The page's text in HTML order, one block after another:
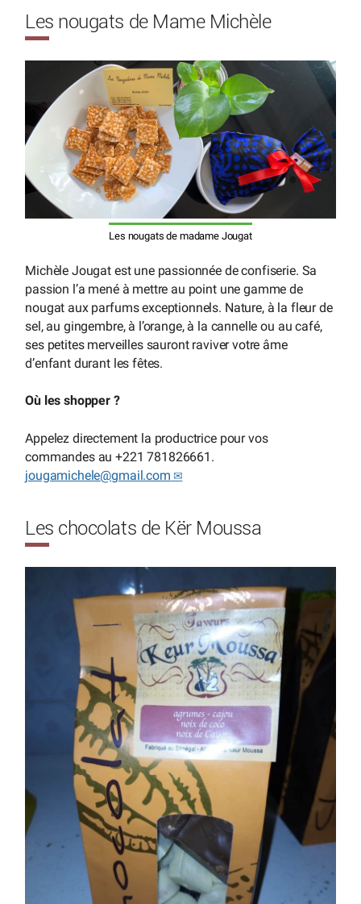
Les nougats de Mame Michèle
Les nougats de madame Jougat
Michèle Jougat est une passionnée de confiserie. Sa
passion l’a mené à mettre au point une gamme de
nougat aux parfums exceptionnels. Nature, à la fleur de
sel, au gingembre, à l’orange, à la cannelle ou au café,
ses petites merveilles sauront raviver votre âme
d’enfant durant les fêtes.
Où les shopper ?
Appelez directement la productrice pour vos
commandes au +221 781826661.
jougamichele@gmail.com
Les chocolats de Kër Moussa